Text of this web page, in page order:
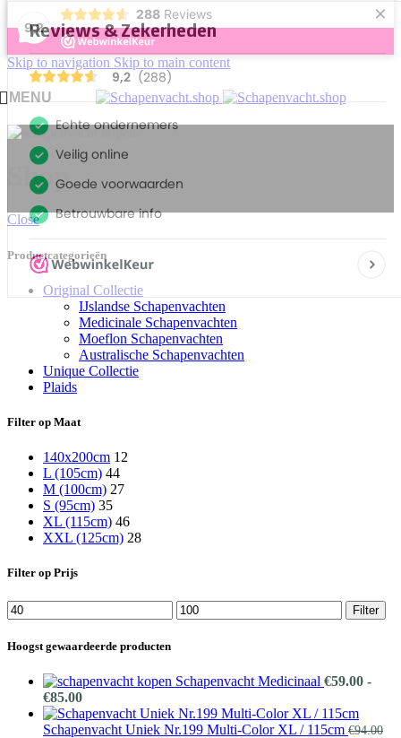
9,2
288 Reviews ×
Skip to navigation Skip to main content
MENU
Shop
Close
Productcategorieën
Original Collectie
IJslandse Schapenvachten
Medicinale Schapenvachten
Moeflon Schapenvachten
Australische Schapenvachten
Unique Collectie
Plaids
Filter op Maat
140x200cm 12
L (105cm) 44
M (100cm) 27
S (95cm) 35
XL (115cm) 46
XXL (125cm) 28
Filter op Prijs
Min.
prijs
Max.
prijs
Filter
Hoogst gewaardeerde producten
Schapenvacht Medicinaal €59.00 -
€85.00Prijsklasse:
€59.00
tot
Schapenvacht Uniek Nr.199 Multi-Color XL / 115cm €94.00